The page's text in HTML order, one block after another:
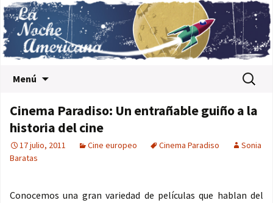
Menú Buscar:
Cinema Paradiso: Un entrañable guiño a la
historia del cine
17 julio, 2011 Cine europeo Cinema Paradiso
Sonia
Baratas
Conocemos una gran variedad de películas que hablan del